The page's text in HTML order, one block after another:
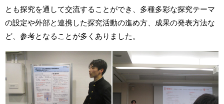
とも探究を通して交流することができ、多種多彩な探究テーマ
の設定や外部と連携した探究活動の進め方、成果の発表方法な
ど、参考となることが多くありました。